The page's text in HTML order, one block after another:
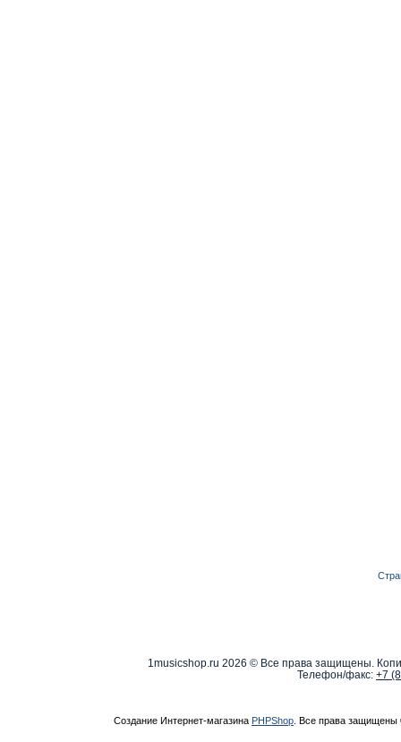
1musicshop.ru 2026 © Все права защищены.
Телефон/факс: +7
Создание Интернет-магазина PHPShop . Все права защищены